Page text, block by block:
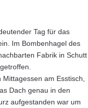
Tag für das
Im Bombenhagel des
Fabrik in Schutt
am Esstisch,
Dach genau in den
aufgestanden war um